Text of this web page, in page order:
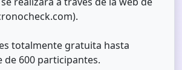
totalmente gratuita hasta
600 participantes.